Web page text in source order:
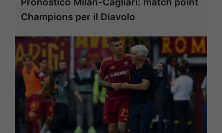
Champions per il Diavolo